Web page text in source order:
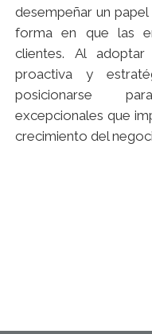
desempeñar un
forma en que las
clientes. Al
proactiva y
posicionarse
excepcionales que
crecimiento del